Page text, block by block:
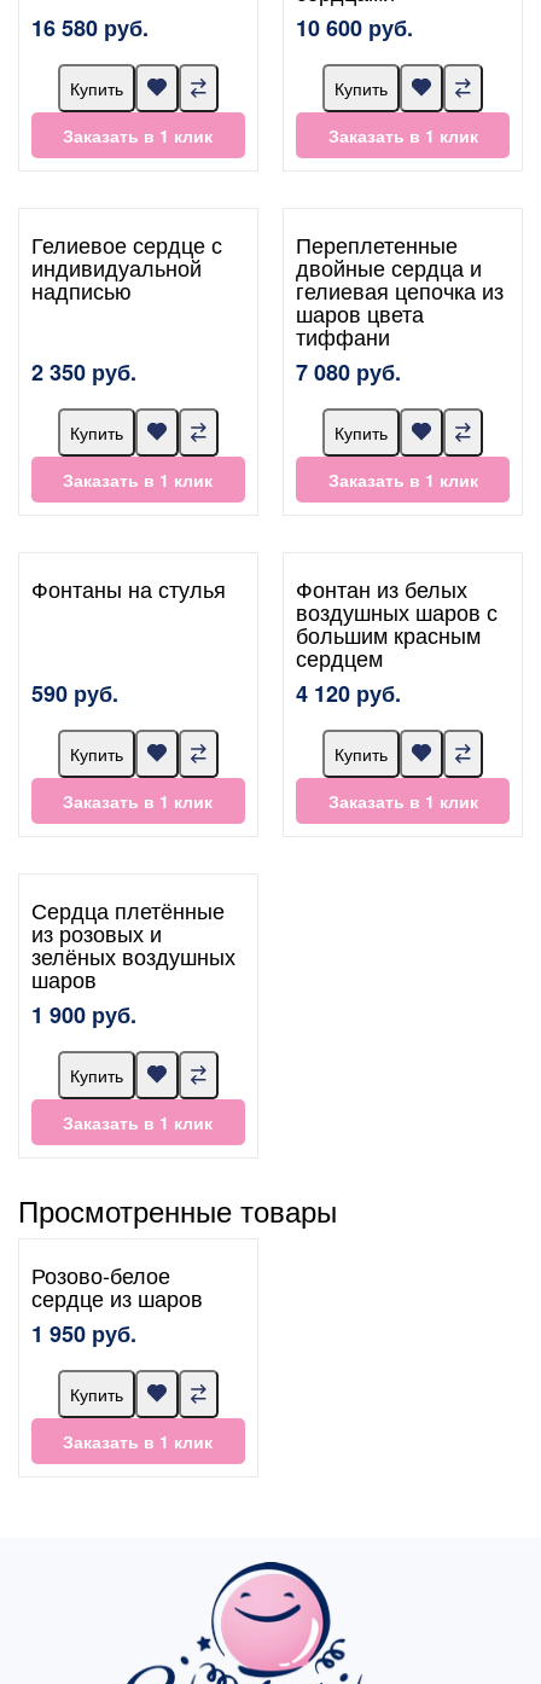
16 580 руб.
Купить
Заказать в 1 клик
10 600 руб.
Купить
Заказать в 1 клик
Гелиевое сердце с
индивидуальной
надписью
2 350 руб.
Купить
Заказать в 1 клик
Переплетенные
двойные сердца и
гелиевая цепочка из
шаров цвета
тиффани
7 080 руб.
Купить
Заказать в 1 клик
Фонтаны на стулья
590 руб.
Купить
Заказать в 1 клик
Фонтан из белых
воздушных шаров с
большим красным
сердцем
4 120 руб.
Купить
Заказать в 1 клик
Сердца плетённые
из розовых и
зелёных воздушных
шаров
1 900 руб.
Купить
Заказать в 1 клик
Просмотренные товары
Розово-белое
сердце из шаров
1 950 руб.
Купить
Заказать в 1 клик